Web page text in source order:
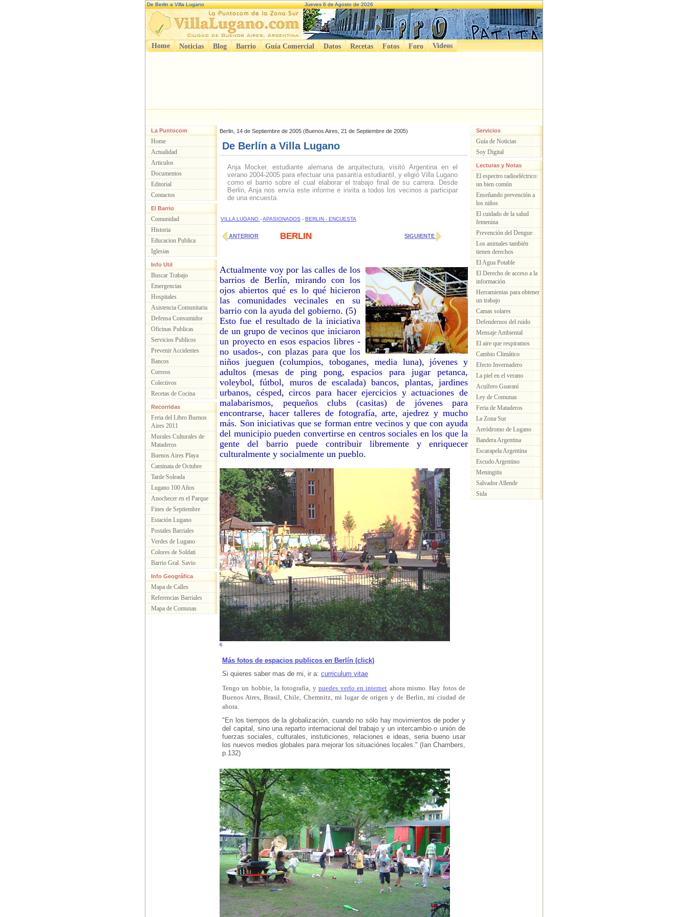
De Berlin a Villa Lugano Jueves 6 de Agosto de 2026
Home Noticias Blog Barrio Guía Comercial Datos Recetas Fotos Foro Videos
La Puntocom
Home
Actualidad
Articulos
Documentos
Editorial
Contactos
El Barrio
Comunidad
Historia
Educacion Publica
Iglesias
Info Util
Buscar Trabajo
Emergencias
Hospitales
Asistencia Comunitaria
Defensa Consumidor
Oficinas Publicas
Servicios Publicos
Prevenir Accidentes
Bancos
Correos
Colectivos
Recetas de Cocina
Recorridas
Feria del Libro Buenos
Aires 2011
Murales Culturales de
Mataderos
Buenos Aires Playa
Caminata de Octubre
Tarde Soleada
Lugano 100 Años
Anochecer en el Parque
Fines de Septiembre
Estación Lugano
Postales Barriales
Verdes de Lugano
Colores de Soldati
Barrio Gral. Savio
Info Geográfica
Mapa de Calles
Referencias Barriales
Mapa de Comunas
Berlin, 14 de Septiembre de 2005 (Buenos Aires, 21 de Septiembre de 2005)
De Berlín a Villa Lugano
Anja Mocker, estudiante alemana de arquitectura, visitó Argentina en el
verano 2004-2005 para efectuar una pasantía estudiantil, y eligió Villa Lugano
como el barrio sobre el cual elaborar el trabajo final de su carrera. Desde
Berlin, Anja nos envía este informe e invita a todos los vecinos a participar
de una encuesta.
VILLA LUGANO -APASIONADOS - BERLIN - ENCUESTA
ANTERIOR BERLIN SIGUIENTE
Actualmente voy por las calles de los
barrios de Berlín, mirando con los
ojos abiertos qué es lo qué hicieron
las comunidades vecinales en su
barrio con la ayuda del gobierno. (5)
Esto fue el resultado de la iniciativa
de un grupo de vecinos que iniciaron
un proyecto en esos espacios libres -
no usados-, con plazas para que los
niños jueguen (columpios, toboganes, media luna), jóvenes y
adultos (mesas de ping pong, espacios para jugar petanca,
voleybol, fútbol, muros de escalada) bancos, plantas, jardines
urbanos, césped, circos para hacer ejercicios y actuaciones de
malabarismos, pequeños clubs (casitas) de jóvenes para
encontrarse, hacer talleres de fotografía, arte, ajedrez y mucho
más. Son iniciativas que se forman entre vecinos y que con ayuda
del municipio pueden convertirse en centros sociales en los que la
gente del barrio puede contribuir libremente y enriquecer
culturalmente y socialmente un pueblo.
6
Más fotos de espacios publicos en Berlín (click)
Si quieres saber mas de mi, ir a: curriculum vitae
Tengo un hobbie, la fotografía, ypuedes verlo en internet ahora mismo. Hay fotos de
Buenos Aires, Brasil, Chile, Chemnitz, mi lugar de origen y de Berlin, mi ciudad de
ahora.
"En los tiempos de la globalización, cuando no sólo hay movimientos de poder y
del capital, sino una reparto internacional del trabajo y un intercambio o unión de
fuerzas sociales, culturales, instuticiones, relaciones e ideas, seria bueno usar
los nuevos medios globales para mejorar los situaciónes locales." (Ian Chambers,
p.132)
Servicios
Guía de Noticias
Soy Digital
Lecturas y Notas
El espectro radioeléctrico:
un bien común
Enseñando prevención a
los niños
El cuidado de la salud
femenina
Prevención del Dengue
Los animales también
tienen derechos
El Agua Potable
El Derecho de acceso a la
información
Herramientas para obtener
un trabajo
Camas solares
Defendernos del ruido
Mensaje Ambiental
El aire que respiramos
Cambio Climático
Efecto Invernadero
La piel en el verano
Acuífero Guaraní
Ley de Comunas
Feria de Mataderos
La Zona Sur
Aeródromo de Lugano
Bandera Argentina
Escarapela Argentina
Escudo Argentino
Meningitis
Salvador Allende
Sida